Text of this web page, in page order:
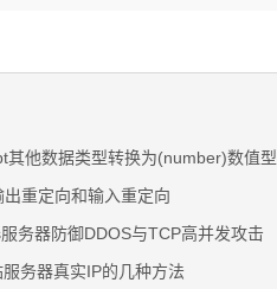
其他数据类型转换为(number)数值型
出重定向和输入重定向
务器防御DDOS与TCP高并发攻击
务器真实IP的几种方法